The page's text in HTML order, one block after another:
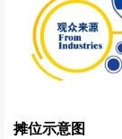
摊位示意图